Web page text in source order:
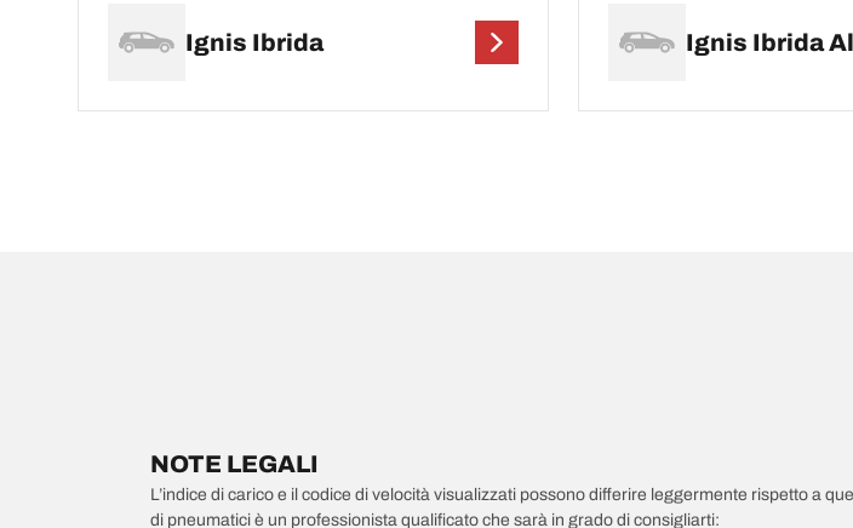
Ignis Ibrida Ignis Ibrida
NOTE LEGALI
L’indice di carico e il codice di velocità visualizzati possono differire leggermente rispetto a
di pneumatici è un professionista qualificato che sarà in grado di consigliarti: